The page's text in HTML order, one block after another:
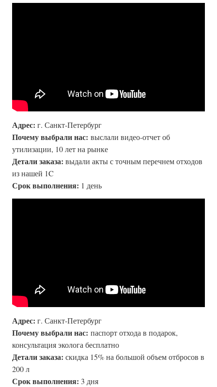
Адрес: г. Санкт-Петербург
Почему выбрали нас: выслали видео-отчет об
утилизации, 10 лет на рынке
Детали заказа: выдали акты с точным перечнем отходов
из нашей 1C
Срок выполнения: 1 день
Адрес: г. Санкт-Петербург
Почему выбрали нас: паспорт отхода в подарок,
консультация эколога бесплатно
Детали заказа: скидка 15% на большой объем отбросов в
200 л
Срок выполнения: 3 дня